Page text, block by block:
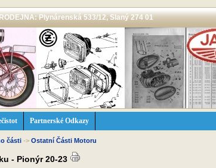
Plynárenská 533/12, Slaný 274 01
Partnerské Odkazy
části -> Ostatní Části Motoru
- Pionýr 20-23